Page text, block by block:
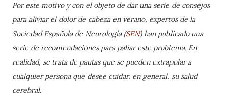
Por este motivo y con el objeto de dar una serie de consejos
para aliviar el dolor de cabeza en verano, expertos de la
Sociedad Española de Neurología (SEN) han publicado una
serie de recomendaciones para paliar este problema. En
realidad, se trata de pautas que se pueden extrapolar a
cualquier persona que desee cuidar, en general, su salud
cerebral.